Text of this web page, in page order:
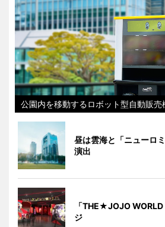
公園内を移動するロボット型自動販売
昼は雲海と「ニューロ
演出
「THE★JOJO
ジ